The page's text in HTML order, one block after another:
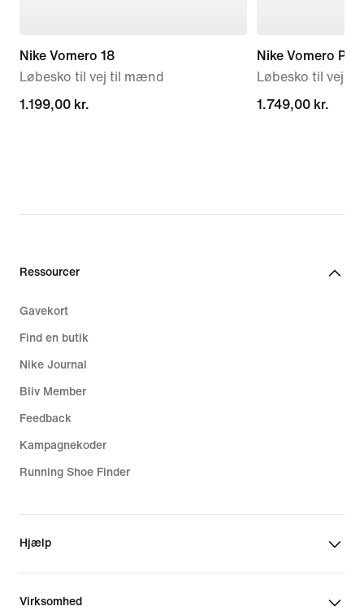
Nike Vomero 18
Løbesko til vej til mænd
1.199,00 kr.
1.199,00 kr.
Nike Vomero
Løbesko til vej
1.749,00 kr.
1.749,00 kr.
Ressourcer
Gavekort
Find en butik
Nike Journal
Bliv Member
Feedback
Kampagnekoder
Running Shoe Finder
Hjælp
Virksomhed